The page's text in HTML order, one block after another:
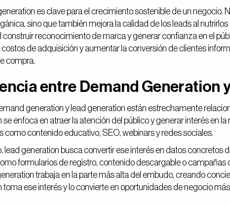
es clave para el crecimiento sostenible de un negocio.
sino que también mejora la calidad de los leads al
construir reconocimiento de marca y generar confianza en el
costos de adquisición y aumentar la conversión de clientes
compra.
entre Demand Generation
generation y lead generation están estrechamente
se enfoca en atraer la atención del público y generar interés en
como contenido educativo, SEO, webinars y redes sociales.
lead generation busca convertir ese interés en datos concretos
formularios de registro, contenido descargable o campañas
trabaja en la parte más alta del embudo, creando
toma ese interés y lo convierte en oportunidades de negocio